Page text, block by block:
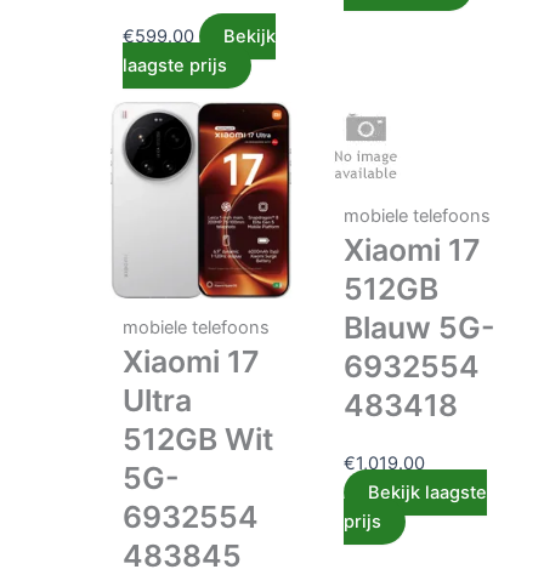
€599.00
Bekijk
laagste prijs
mobiele telefoons
Xiaomi 17
Ultra
512GB Wit
5G-
6932554
483845
mobiele telefoons
Xiaomi 17
512GB
Blauw 5G-
6932554
483418
€1,019.00
Bekijk laagste
prijs